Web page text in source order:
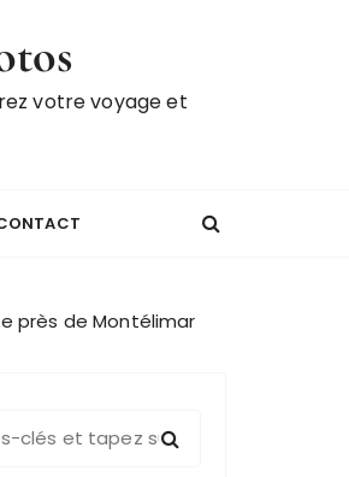
votre voyage et
près de Montélimar